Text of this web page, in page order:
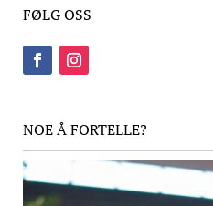
FØLG OSS
NOE Å FORTELLE?